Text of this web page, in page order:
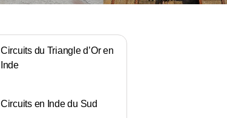
Circuits du Triangle d’Or en
Inde
Circuits en Inde du Sud